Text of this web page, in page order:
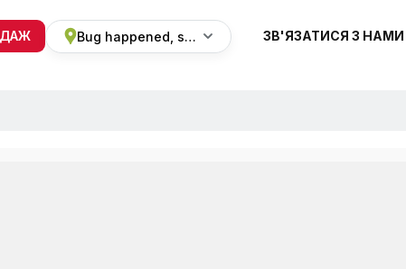
Bug happened, sorry ЗВ'ЯЗАТИСЯ З НАМИ